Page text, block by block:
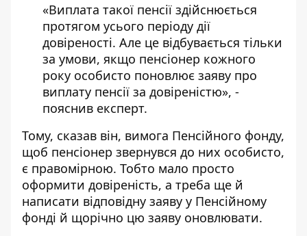
«Виплата такої пенсії здійснюється
протягом усього періоду дії
довіреності. Але це відбувається тільки
за умови, якщо пенсіонер кожного
року особисто поновлює заяву про
виплату пенсії за довіреністю», -
пояснив експерт.
Тому, сказав він, вимога Пенсійного фонду,
щоб пенсіонер звернувся до них особисто,
є правомірною. Тобто мало просто
оформити довіреність, а треба ще й
написати відповідну заяву у Пенсійному
фонді й щорічно цю заяву оновлювати.